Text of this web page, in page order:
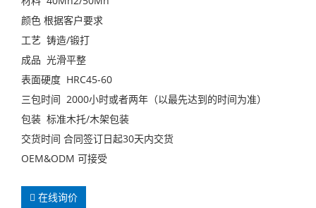
颜色 根据客户要求
工艺 铸造/锻打
成品 光滑平整
表面硬度 HRC45-60
三包时间 2000小时或者两年（以最先达到的时间为准）
包装 标准木托/木架包装
交货时间 合同签订日起30天内交货
OEM&ODM 可接受
在线询价